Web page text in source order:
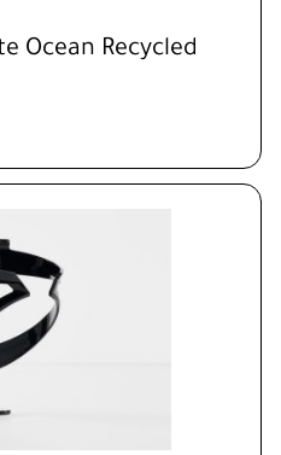
Ocean Recycled